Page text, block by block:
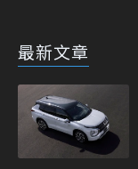
最新文章